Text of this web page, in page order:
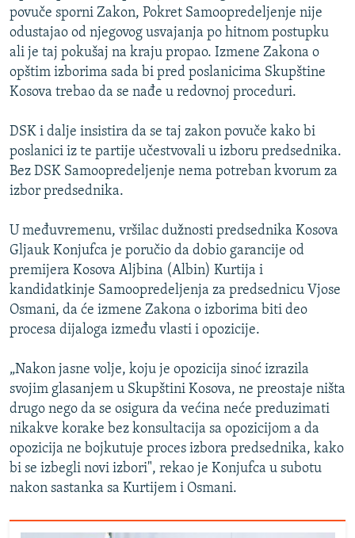
povuče sporni Zakon, Pokret Samoopredeljenje nije
odustajao od njegovog usvajanja po hitnom postupku
ali je taj pokušaj na kraju propao. Izmene Zakona o
opštim izborima sada bi pred poslanicima Skupštine
Kosova trebao da se nađe u redovnoj proceduri.
DSK i dalje insistira da se taj zakon povuče kako bi
poslanici iz te partije učestvovali u izboru predsednika.
Bez DSK Samoopredeljenje nema potreban kvorum za
izbor predsednika.
U međuvremenu, vršilac dužnosti predsednika Kosova
Gljauk Konjufca je poručio da dobio garancije od
premijera Kosova Aljbina (Albin) Kurtija i
kandidatkinje Samoopredeljenja za predsednicu Vjose
Osmani, da će izmene Zakona o izborima biti deo
procesa dijaloga između vlasti i opozicije.
„Nakon jasne volje, koju je opozicija sinoć izrazila
svojim glasanjem u Skupštini Kosova, ne preostaje ništa
drugo nego da se osigura da većina neće preduzimati
nikakve korake bez konsultacija sa opozicijom a da
opozicija ne bojkutuje proces izbora predsednika, kako
bi se izbegli novi izbori", rekao je Konjufca u subotu
nakon sastanka sa Kurtijem i Osmani.